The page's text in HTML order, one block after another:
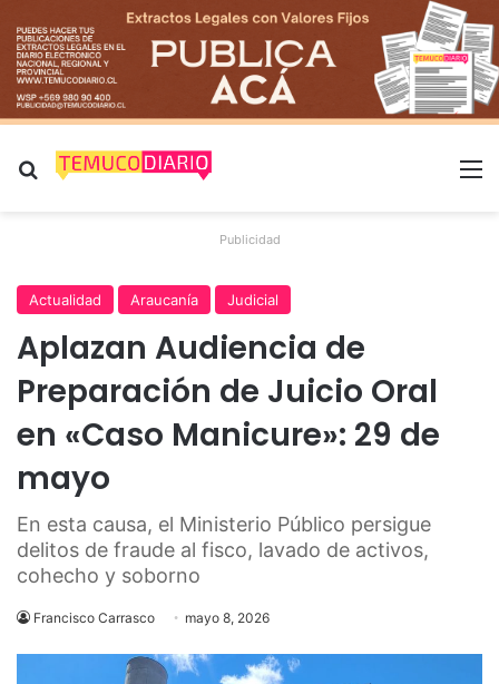
Buscar por
Publicidad
Actualidad Araucanía Judicial
Aplazan Audiencia de
Preparación de Juicio Oral
en «Caso Manicure»: 29 de
mayo
En esta causa, el Ministerio Público persigue
delitos de fraude al fisco, lavado de activos,
cohecho y soborno
Francisco Carrasco mayo 8, 2026